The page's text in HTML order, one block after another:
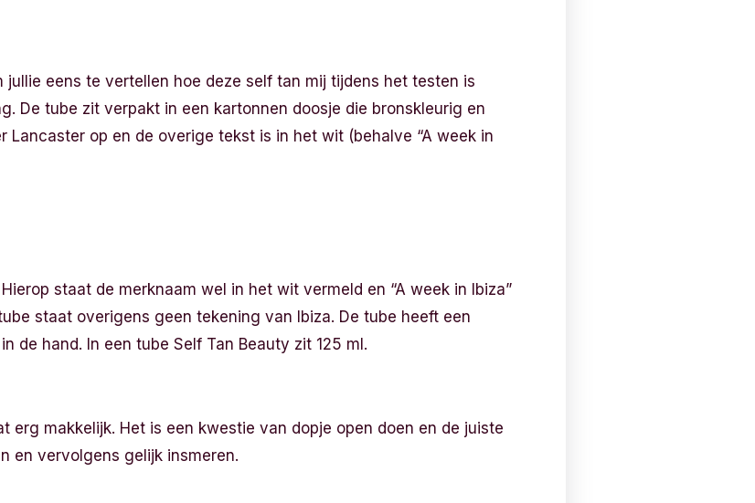
jullie eens te vertellen hoe deze self tan mij tijdens het testen is
De tube zit verpakt in een kartonnen doosje die bronskleurig en
Lancaster op en de overige tekst is in het wit (behalve “A week in
staat de merknaam wel in het wit vermeld en “A week in Ibiza”
staat overigens geen tekening van Ibiza. De tube heeft een
de hand. In een tube Self Tan Beauty zit 125 ml.
erg makkelijk. Het is een kwestie van dopje open doen en de juiste
en vervolgens gelijk insmeren.